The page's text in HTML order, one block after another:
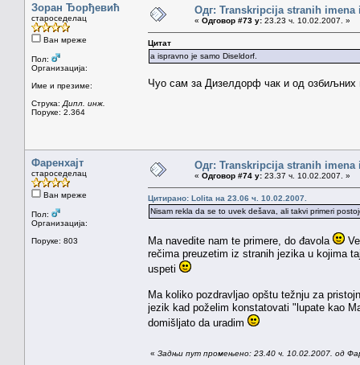
Зоран Ђорђевић
староседелац
Ван мреже
Пол:
Организација:
Име и презиме:
Струка: Дипл. инж.
Поруке: 2.364
Одг: Transkripcija stranih imena
« Одговор #73 у: 23.23 ч. 10.02.2007. »
Цитат
a ispravno je samo Diseldorf.
Чуо сам за Дизелдорф чак и од озбиљних
Фаренхајт
староседелац
Ван мреже
Пол:
Организација:
Поруке: 803
Одг: Transkripcija stranih imena
« Одговор #74 у: 23.37 ч. 10.02.2007. »
Цитирано: Lolita на 23.06 ч. 10.02.2007.
Nisam rekla da se to uvek dešava, ali takvi primeri
Ma navedite nam te primere, do đavola
rečima preuzetim iz stranih jezika u kojima
uspeti
Ma koliko pozdravljao opštu težnju za
jezik kad poželim konstatovati "lupate kao
domišljato da uradim
« Задњи пут промењено: 23.40 ч. 10.02.2007. од